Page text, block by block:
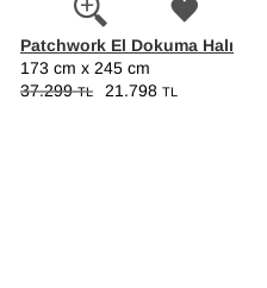
Patchwork El Dokuma Halı
173 cm x 245 cm
37.299TL 21.798 TL